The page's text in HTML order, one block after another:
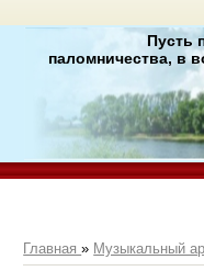
Пусть
паломничества, в
Главная» Музыкальный